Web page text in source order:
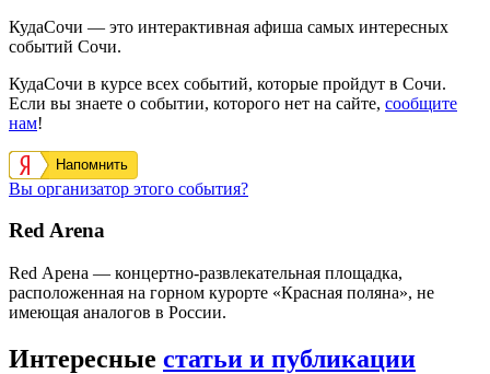
КудаСочи — это интерактивная афиша самых интересных
событий Сочи.
КудаСочи в курсе всех событий, которые пройдут в Сочи.
Если вы знаете о событии, которого нет на сайте, сообщите
нам!
Напомнить
Вы организатор этого события?
Red Arena
Red Арена — концертно-развлекательная площадка,
расположенная на горном курорте «Красная поляна», не
имеющая аналогов в России.
Интересные статьи и публикации